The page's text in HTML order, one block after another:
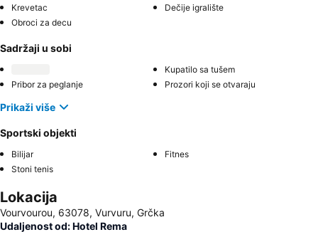
Krevetac
Dečije igralište
Obroci za decu
Sadržaji u sobi
Kupatilo sa tušem
Pribor za peglanje
Prozori koji se otvaraju
Prikaži više
Sportski objekti
Bilijar
Fitnes
Stoni tenis
Lokacija
Vourvourou, 63078, Vurvuru, Grčka
Udaljenost od: Hotel Rema